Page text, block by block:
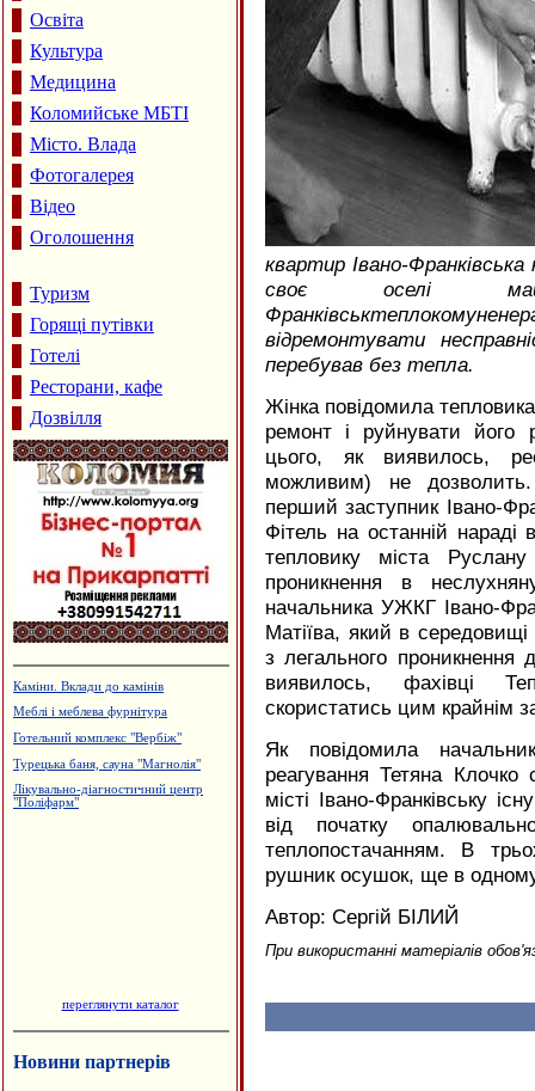
Освіта
Культура
Медицина
Коломийське МБТІ
Місто. Влада
Фотогалерея
Відео
Оголошення
Туризм
Горящі путівки
Готелі
Ресторани, кафе
Дозвілля
Дзвони церковні
Польоти вихідного дня
Туристична агенція "SunТУР"
Інтернет-кафе "OXY"
Лікувально-діагностичний центр
"АНДРОМЕД"
переглянути каталог
Новини партнерів
квартир Івано-
своє оселі
відремонтувати
перебував без тепла.
Жінка повідомила
ремонт і руйнувати його
цього, як виявилось,
можливим) не
перший заступник Івано-
Фітель на останній нараді
тепловику міста
проникнення в
начальника УЖКГ Івано-
Матіїва, який в
з легального проникнення
виявилось, фахівці
скористатись цим крайнім
Як повідомила
реагування Тетяна
місті Івано-Франківську
від початку
теплопостачанням. В
рушник осушок, ще в
Автор: Сергій БІЛИЙ
При використанні матеріалів